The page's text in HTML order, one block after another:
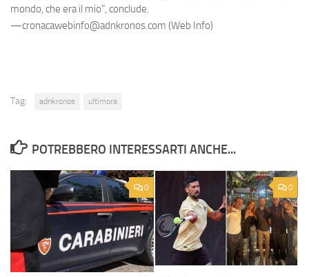
mondo, che era il mio”, conclude.
—cronacawebinfo@adnkronos.com (Web Info)
Tag: adnkronos ultimora
POTREBBERO INTERESSARTI ANCHE...
0 0